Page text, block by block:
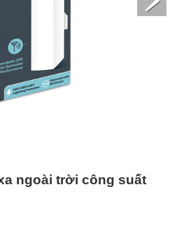
ngoài trời công suất